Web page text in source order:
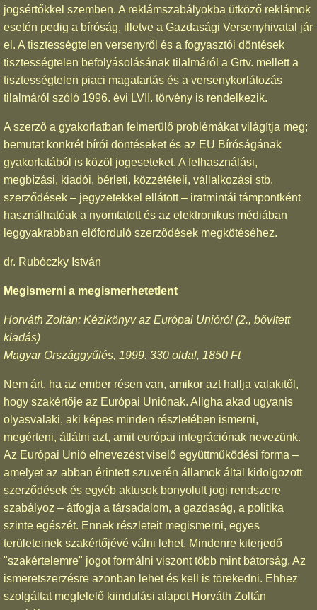
jogsértőkkel szemben. A reklámszabályokba ütköző reklámok
esetén pedig a bíróság, illetve a Gazdasági Versenyhivatal jár
el. A tisztességtelen versenyről és a fogyasztói döntések
tisztességtelen befolyásolásának tilalmáról a Grtv. mellett a
tisztességtelen piaci magatartás és a versenykorlátozás
tilalmáról szóló 1996. évi LVII. törvény is rendelkezik.
A szerző a gyakorlatban felmerülő problémákat világítja meg;
bemutat konkrét bírói döntéseket és az EU Bíróságának
gyakorlatából is közöl jogeseteket. A felhasználási,
megbízási, kiadói, bérleti, közzétételi, vállalkozási stb.
szerződések – jegyzetekkel ellátott – iratmintái támpontként
használhatóak a nyomtatott és az elektronikus médiában
leggyakrabban előforduló szerződések megkötéséhez.
dr. Rubóczky István
Megismerni a megismerhetetlent
Horváth Zoltán: Kézikönyv az Európai Unióról (2., bővített
kiadás)
Magyar Országgyűlés, 1999. 330 oldal, 1850 Ft
Nem árt, ha az ember résen van, amikor azt hallja valakitől,
hogy szakértője az Európai Uniónak. Aligha akad ugyanis
olyasvalaki, aki képes minden részletében ismerni,
megérteni, átlátni azt, amit európai integrációnak nevezünk.
Az Európai Unió elnevezést viselő együttműködési forma –
amelyet az abban érintett szuverén államok által kidolgozott
szerződések és egyéb aktusok bonyolult jogi rendszere
szabályoz – átfogja a társadalom, a gazdaság, a politika
szinte egészét. Ennek részleteit megismerni, egyes
területeinek szakértőjévé válni lehet. Mindenre kiterjedő
"szakértelemre" jogot formálni viszont több mint bátorság. Az
ismeretszerzésre azonban lehet és kell is törekedni. Ehhez
szolgáltat megfelelő kiindulási alapot Horváth Zoltán